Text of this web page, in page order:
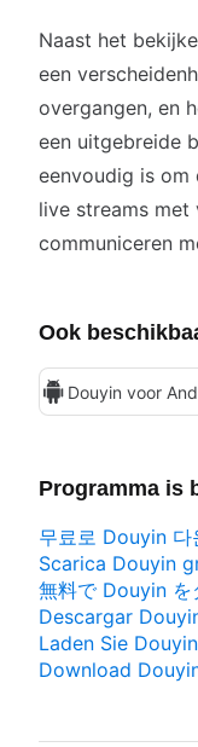
Naast het
een
overgangen, en
een uitgebreide
eenvoudig is
live streams met
communiceren
Ook
Douyin voor
Programma is
무료로 Douyin 다
Scarica Douyin
無料で Douyin を
Descargar
Laden Sie
Download